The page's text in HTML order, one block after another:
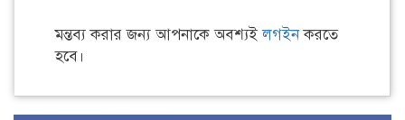
মন্তব্য করার জন্য আপনাকে অবশ্যইলগইনকরতে
হবে।